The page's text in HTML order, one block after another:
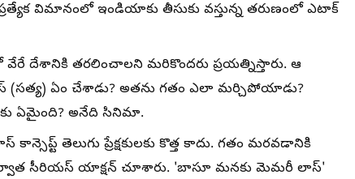
విమానంలో ఇండియాకు తీసుకు వస్తున్న తరుణంలో ఎటాక్
దేశానికి తరలించాలని మరికొందరు ప్రయత్నిస్తారు. ఆ
ఏం చేశాడు? అతను గతం ఎలా మర్చిపోయాడు?
ఏమైంది? అనేది సినిమా.
తెలుగు ప్రేక్షకులకు కొత్త కాదు. గతం మరవడానికి
సీరియస్ యాక్షన్ చూశారు. 'బాసూ మనకు మెమరీ లాస్'